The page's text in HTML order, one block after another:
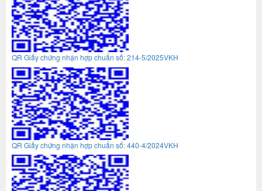
QR Giấy chứng nhận hợp chuẩn số: 214-5/2025VKH
QR Giấy chứng nhận hợp chuẩn số: 440-4/2024VKH